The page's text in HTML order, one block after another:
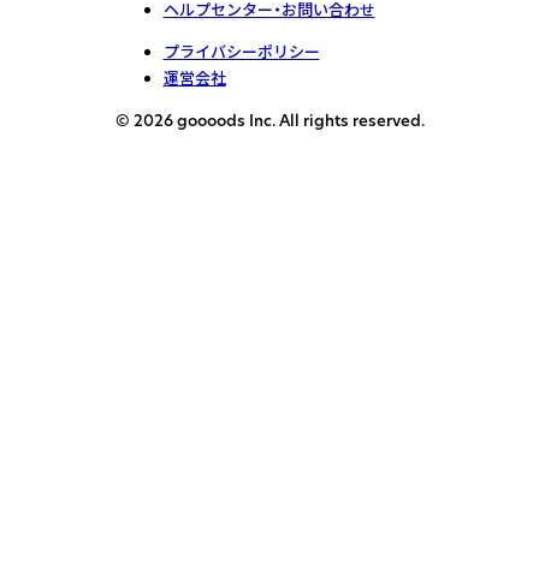
ヘルプセンター・お問い合わせ
プライバシーポリシー
運営会社
© 2026 goooods Inc. All rights reserved.